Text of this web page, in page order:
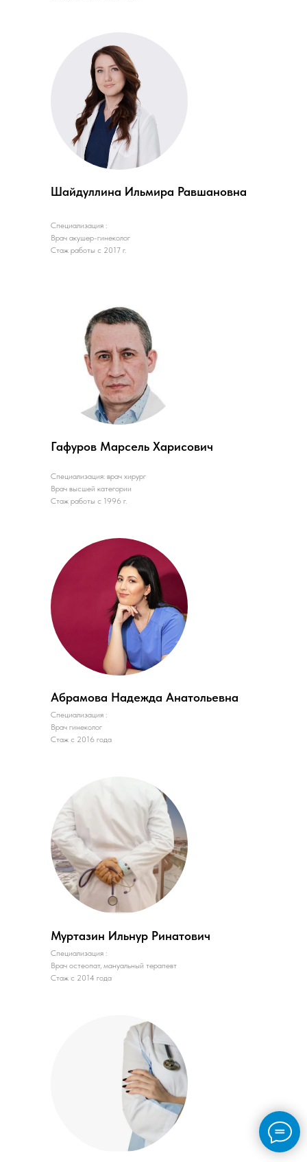
Шайдуллина Ильмира Равшановна
Специализация :
Врач акушер-гинеколог
Стаж работы с 2017 г.
Гафуров Марсель Харисович
Специализация: врач хирург
Врач высшей категории
Стаж работы с 1996 г.
Абрамова Надежда Анатольевна
Специализация :
Врач гинеколог
Стаж с 2016 года
Муртазин Ильнур Ринатович
Специализация :
Врач остеопат, мануальный терапевт
Стаж с 2014 года